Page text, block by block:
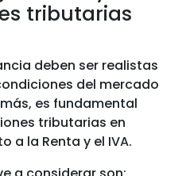
tributarias
deben ser realistas
del mercado
es fundamental
tributarias en
a la Renta y el IVA.